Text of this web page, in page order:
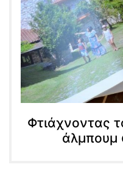
Φτιάχνοντας
άλμπουμ